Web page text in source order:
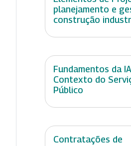
planejamento e
construção
Fundamentos da
Contexto do
Público
Contratações de